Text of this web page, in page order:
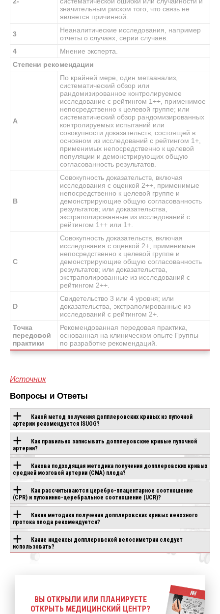
значительным риском того, что связь не
является причинной.
3
Неаналитические исследования, например
отчеты о случаях, серии случаев.
4
Мнение эксперта.
Степени рекомендации
A
По крайней мере, один метаанализ,
систематический обзор или
рандомизированное контролируемое
исследование с рейтингом 1++, применимое
непосредственно к целевой группе; или
систематический обзор рандомизированных
контролируемых испытаний или
совокупности доказательств, состоящей в
основном из исследований с рейтингом 1+,
применимых непосредственно к целевой
популяции и демонстрирующих общую
согласованность результатов.
B
Совокупность доказательств, включая
исследования с оценкой 2++, применимые
непосредственно к целевой группе и
демонстрирующие общую согласованность
результатов; или доказательства,
экстраполированные из исследований с
рейтингом 1++ или 1+.
C
Совокупность доказательств, включая
исследования с оценкой 2+, применимые
непосредственно к целевой группе и
демонстрирующие общую согласованность
результатов; или доказательства,
экстраполированные из исследований с
рейтингом 2++.
D
Свидетельство 3 или 4 уровня; или
доказательства, экстраполированные из
исследований с рейтингом 2+.
Точка
передовой
практики
Рекомендованная передовая практика,
основанная на клиническом опыте Группы
по разработке рекомендаций.
Источник
Вопросы и Ответы
Какой метод получения допплеровских кривых из пупочной
артерии рекомендуется ISUOG?
Как правильно записывать допплеровские кривые пупочной
артерии?
Какова подходящая методика получения допплеровских кривых
средней мозговой артерии (СМА) плода?
Как рассчитываются церебро-плацентарное соотношение
(CPR) и пуповинно-церебральное соотношение (UCR)?
Какая методика получения допплеровских кривых венозного
протока плода рекомендуется?
Какие индексы допплеровской велосиметрии следует
использовать?
ВЫ ОТКРЫЛИ ИЛИ ПЛАНИРУЕТЕ
ОТКРЫТЬ МЕДИЦИНСКИЙ ЦЕНТР?